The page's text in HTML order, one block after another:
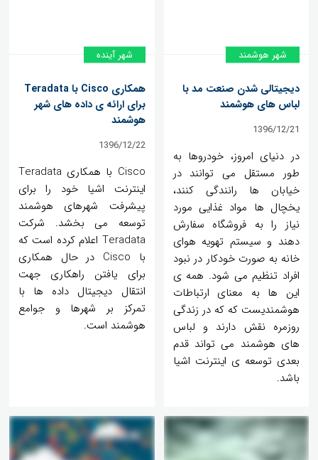
شهر هوشمند
دیجیتالی شدن صنعت مد با
لباس های هوشمند
1396/12/21
در دنیای امروز، خودروها به
طور مستقل می توانند در
خیابان ها رانندگی کنند،
یخچال ها مواد غذایی مورد
نیاز را به فروشگاه سفارش
دهند و سیستم تهویه هوای
خانه به صورت خودکار در نبود
افراد تنظیم می شود. همه ی
این ها به معنای ارتباطات
هوشمندیست که که در زندگی
روزمره نقش دارند و لباس
های هوشمند می تواند قدم
بعدی توسعه ی اینترنت اشیا
باشد.
شهر آینده
همکاری Cisco با Teradata
برای ارائه ی داده های شهر
هوشمند
1396/12/22
Cisco با همکاری Teradata
اینترنت اشیا خود را برای
پیشرفت شهرهای هوشمند
توسعه می بخشد. شرکت
Teradata اعلام کرده است که
با Cisco در حال همکاری
برای یافتن راهکاری جهت
انتقال دیجیتال داده ها با
تمرکز بر شهرها و جوامع
هوشمند است.